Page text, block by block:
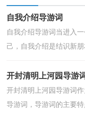
自我介绍导游词
自我介绍导游词当进入
己，自我介绍是结识新
开封清明上河园导游
开封清明上河园导游词
导游词，导游词的主要